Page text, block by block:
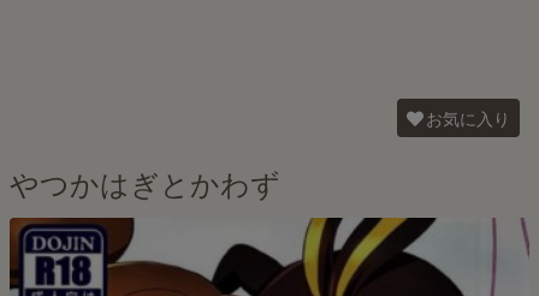
お気に入り
やつかはぎとかわず